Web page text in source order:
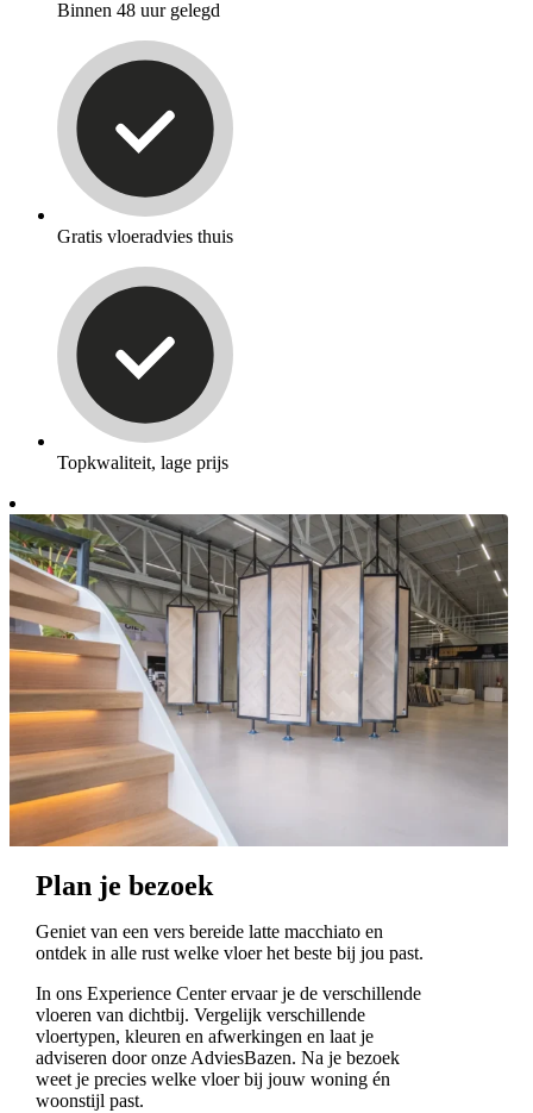
Binnen 48 uur gelegd
Gratis vloeradvies thuis
Topkwaliteit, lage prijs
Plan je bezoek
Geniet van een vers bereide latte macchiato en
ontdek in alle rust welke vloer het beste bij jou past.
In ons Experience Center ervaar je de verschillende
vloeren van dichtbij. Vergelijk verschillende
vloertypen, kleuren en afwerkingen en laat je
adviseren door onze AdviesBazen. Na je bezoek
weet je precies welke vloer bij jouw woning én
woonstijl past.